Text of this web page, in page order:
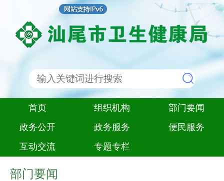
首页 组织机构
部门要闻
政务公开
政务服务
便民服务
互动交流
专题专栏
部门要闻